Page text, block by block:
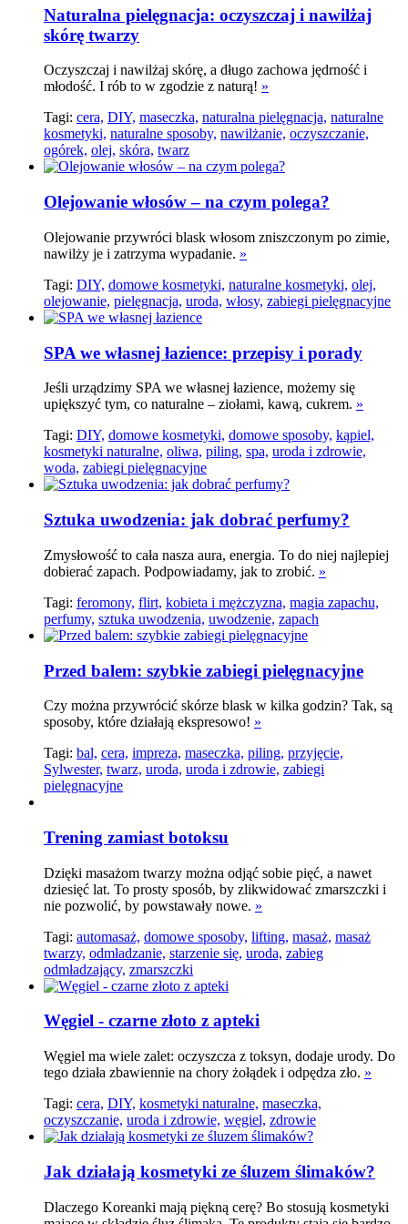
Naturalna pielęgnacja: oczyszczaj i nawilżaj
skórę twarzy
Oczyszczaj i nawilżaj skórę, a długo zachowa jędrność i
młodość. I rób to w zgodzie z naturą! »
Tagi: cera, DIY, maseczka, naturalna pielęgnacja, naturalne
kosmetyki, naturalne sposoby, nawilżanie, oczyszczanie,
ogórek, olej, skóra, twarz
Olejowanie włosów – na czym polega?
Olejowanie przywróci blask włosom zniszczonym po zimie,
nawilży je i zatrzyma wypadanie. »
Tagi: DIY, domowe kosmetyki, naturalne kosmetyki, olej,
olejowanie, pielęgnacja, uroda, włosy, zabiegi pielęgnacyjne
SPA we własnej łazience: przepisy i porady
Jeśli urządzimy SPA we własnej łazience, możemy się
upiększyć tym, co naturalne – ziołami, kawą, cukrem. »
Tagi: DIY, domowe kosmetyki, domowe sposoby, kąpiel,
kosmetyki naturalne, oliwa, piling, spa, uroda i zdrowie,
woda, zabiegi pielęgnacyjne
Sztuka uwodzenia: jak dobrać perfumy?
Zmysłowość to cała nasza aura, energia. To do niej najlepiej
dobierać zapach. Podpowiadamy, jak to zrobić. »
Tagi: feromony, flirt, kobieta i mężczyzna, magia zapachu,
perfumy, sztuka uwodzenia, uwodzenie, zapach
Przed balem: szybkie zabiegi pielęgnacyjne
Czy można przywrócić skórze blask w kilka godzin? Tak, są
sposoby, które działają ekspresowo! »
Tagi: bal, cera, impreza, maseczka, piling, przyjęcie,
Sylwester, twarz, uroda, uroda i zdrowie, zabiegi
pielęgnacyjne
Trening zamiast botoksu
Dzięki masażom twarzy można odjąć sobie pięć, a nawet
dziesięć lat. To prosty sposób, by zlikwidować zmarszczki i
nie pozwolić, by powstawały nowe. »
Tagi: automasaż, domowe sposoby, lifting, masaż, masaż
twarzy, odmładzanie, starzenie się, uroda, zabieg
odmładzający, zmarszczki
Węgiel - czarne złoto z apteki
Węgiel ma wiele zalet: oczyszcza z toksyn, dodaje urody. Do
tego działa zbawiennie na chory żołądek i odpędza zło. »
Tagi: cera, DIY, kosmetyki naturalne, maseczka,
oczyszczanie, uroda i zdrowie, węgiel, zdrowie
Jak działają kosmetyki ze śluzem ślimaków?
Dlaczego Koreanki mają piękną cerę? Bo stosują kosmetyki